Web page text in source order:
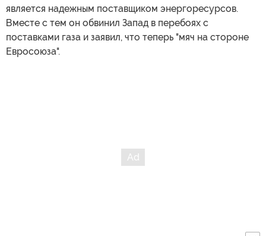
является надежным поставщиком энергоресурсов.
Вместе с тем он обвинил Запад в перебоях с
поставками газа и заявил, что теперь "мяч на стороне
Евросоюза".